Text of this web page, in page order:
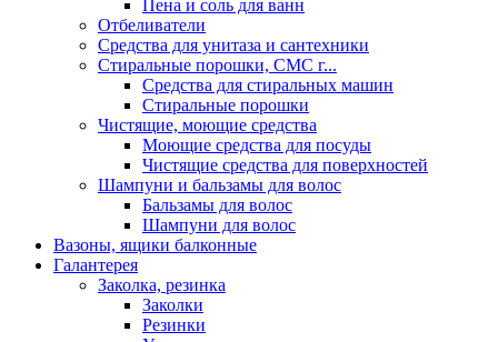
Пена и соль для ванн
Отбеливатели
Средства для унитаза и сантехники
Стиральные порошки, СМС г...
Средства для стиральных машин
Стиральные порошки
Чистящие, моющие средства
Моющие средства для посуды
Чистящие средства для поверхностей
Шампуни и бальзамы для волос
Бальзамы для волос
Шампуни для волос
Вазоны, ящики балконные
Галантерея
Заколка, резинка
Заколки
Резинки